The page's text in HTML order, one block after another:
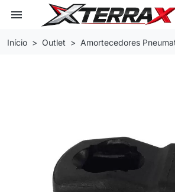
menu
Início Outlet Amortecedores